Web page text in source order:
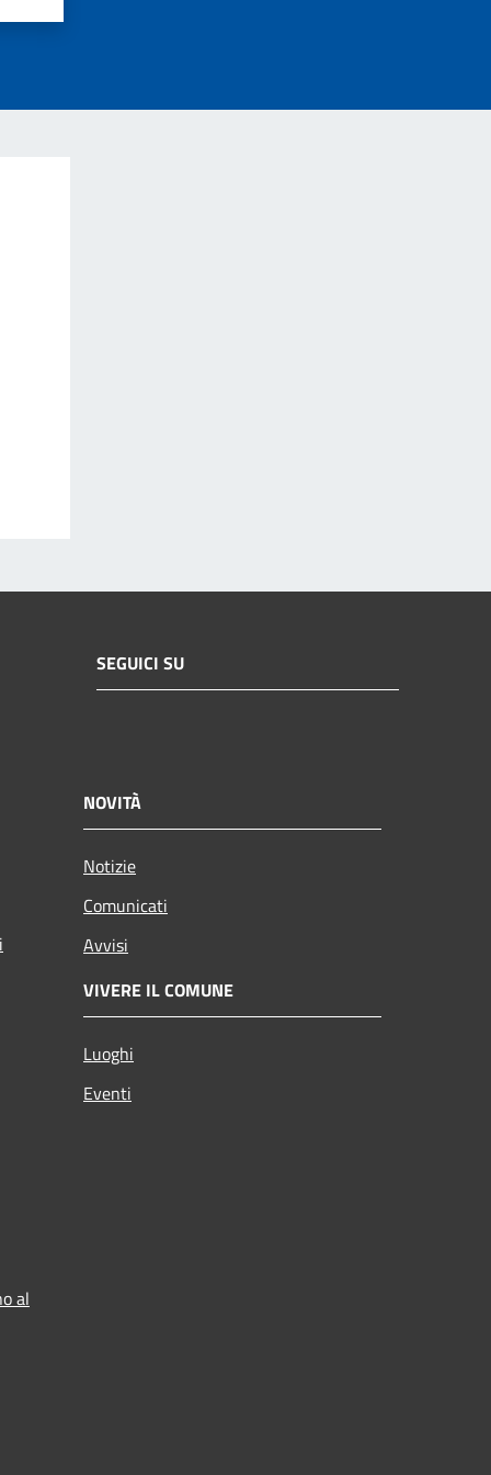
SEGUICI SU
NOVITÀ
Notizie
Comunicati
Avvisi
VIVERE IL COMUNE
Luoghi
Eventi
al